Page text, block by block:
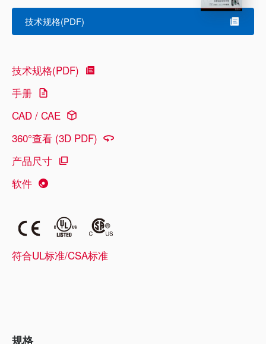
技术规格(PDF)
技术规格(PDF)
手册
CAD / CAE
360°查看 (3D PDF)
产品尺寸
软件
符合UL标准/CSA标准
规格